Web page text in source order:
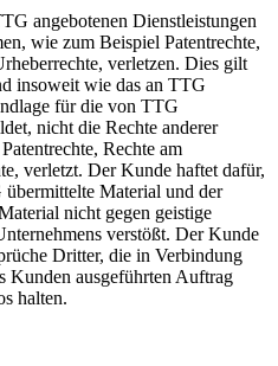
angebotenen Dienstleistungen
wie zum Beispiel Patentrechte,
verletzen. Dies gilt
insoweit wie das an TTG
für die von TTG
nicht die Rechte anderer
Rechte am
verletzt. Der Kunde haftet dafür,
übermittelte Material und der
nicht gegen geistige
verstößt. Der Kunde
Dritter, die in Verbindung
Kunden ausgeführten Auftrag
halten.